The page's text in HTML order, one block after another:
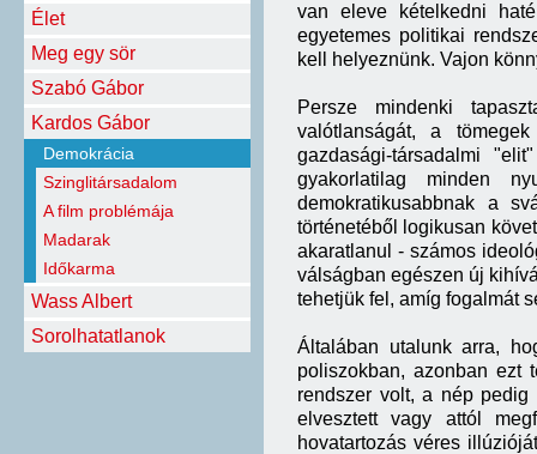
Élet
Meg egy sör
Szabó Gábor
Kardos Gábor
Demokrácia
Szinglitársadalom
A film problémája
Madarak
Időkarma
Wass Albert
Sorolhatatlanok
van eleve kételkedni
egyetemes politikai
kell helyeznünk. Vajon
Persze mindenki
valótlanságát, a
gazdasági-társadalmi
gyakorlatilag minden
demokratikusabbnak a
történetéből logikusan
akaratlanul - számos
válságban egészen új
tehetjük fel, amíg fogalmát
Általában utalunk arra,
poliszokban, azonban ezt
rendszer volt, a nép pedig
elvesztett vagy attól
hovatartozás véres